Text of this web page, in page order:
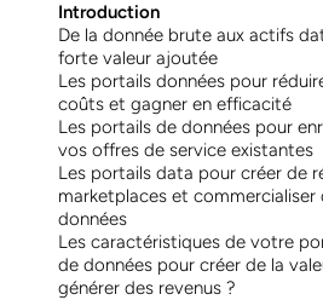
Introduction
De la donnée brute aux actifs
forte valeur ajoutée
Les portails données pour
coûts et gagner en efficacité
Les portails de données pour
vos offres de service existantes
Les portails data pour créer de
marketplaces et commercialiser
données
Les caractéristiques de votre
de données pour créer de la
générer des revenus ?